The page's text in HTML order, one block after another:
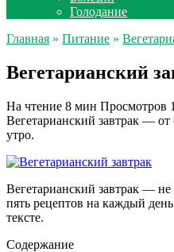
Голодание
Главная » Питание »
Вегетарианский
На чтение 8 мин Просмотров
Вегетарианский завтрак —
утро.
Вегетарианский завтрак —
пять рецептов на каждый
тексте.
Содержание